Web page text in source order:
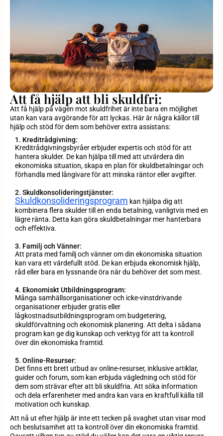
Att få hjälp att bli skuldfri:
Att få hjälp på vägen mot skuldfrihet är inte bara en möjlighet
utan kan vara avgörande för att lyckas. Här är några källor till
hjälp och stöd för dem som behöver extra assistans:
1. Kreditrådgivning:
Kreditrådgivningsbyråer erbjuder expertis och stöd för att
hantera skulder. De kan hjälpa till med att utvärdera din
ekonomiska situation, skapa en plan för skuldbetalningar och
förhandla med långivare för att minska räntor eller avgifter.
2. Skuldkonsolideringstjänster:
Skuldkonsolideringsprogram kan hjälpa dig att
kombinera flera skulder till en enda betalning, vanligtvis med en
lägre ränta. Detta kan göra skuldbetalningar mer hanterbara
och effektiva.
3. Familj och Vänner:
Att prata med familj och vänner om din ekonomiska situation
kan vara ett värdefullt stöd. De kan erbjuda ekonomisk hjälp,
råd eller bara en lyssnande öra när du behöver det som mest.
4. Ekonomiskt Utbildningsprogram:
Många samhällsorganisationer och icke-vinstdrivande
organisationer erbjuder gratis eller
lågkostnadsutbildningsprogram om budgetering,
skuldförvaltning och ekonomisk planering. Att delta i sådana
program kan ge dig kunskap och verktyg för att ta kontroll
över din ekonomiska framtid.
5. Online-Resurser:
Det finns ett brett utbud av online-resurser, inklusive artiklar,
guider och forum, som kan erbjuda vägledning och stöd för
dem som strävar efter att bli skuldfria. Att söka information
och dela erfarenheter med andra kan vara en kraftfull källa till
motivation och kunskap.
Att nå ut efter hjälp är inte ett tecken på svaghet utan visar mod
och beslutsamhet att ta kontroll över din ekonomiska framtid.